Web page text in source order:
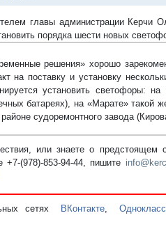
главы администрации Керчи
порядка шести новых
решения» хорошо
на поставку и установку
установить светофоры:
батареях), на «Марате» такой
судоремонтного завода
или знаете о предстоящем
(978)-853-94-44, пишите
сетях ВКонтакте